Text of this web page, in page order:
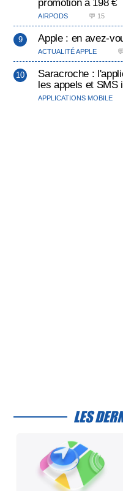
promotion à 198 €
AIRPODS 💬 15
Apple : en avez-
ACTUALITÉ APPLE
Saracroche :
les appels et SMS
APPLICATIONS MOBILE
LES